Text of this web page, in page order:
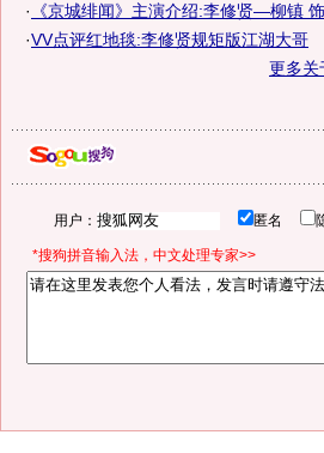
· 《京城绯闻》主演介绍:李修贤—柳镇 饰
·VV点评红地毯:李修贤规矩版江湖大哥
更多关
用户： 匿名
*搜狗拼音输入法，中文处理专家>>